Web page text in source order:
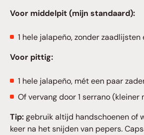
Voor middelpit (mijn standaard):
1 hele jalapeño, zonder zaadlijsten
Voor pittig:
1 hele jalapeño, mét een paar
Of vervang door 1 serrano
Tip:gebruik altijd handschoenen of
keer na het snijden van pepers.